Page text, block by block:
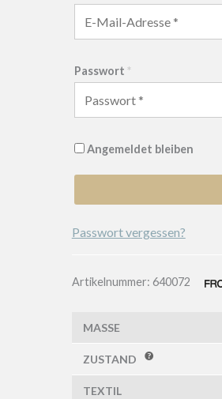
Passwort *
Angemeldet bleiben
Passwort vergessen?
Artikelnummer: 640072
MASSE
ZUSTAND
TEXTIL